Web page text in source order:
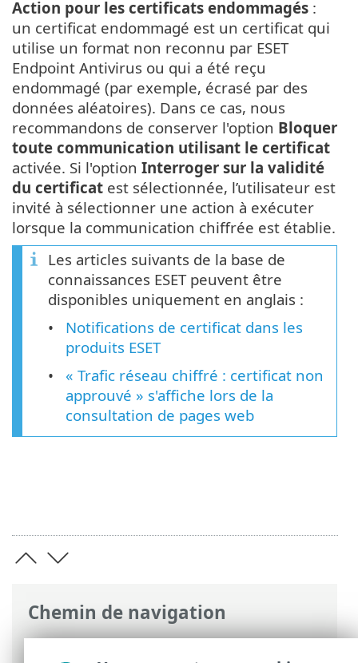
Chemin de navigation
Aide en ligne ESET>ESET Endpoint
Action pour les certificats endommagés :
un certificat endommagé est un certificat qui
utilise un format non reconnu par ESET
Endpoint Antivirus ou qui a été reçu
endommagé (par exemple, écrasé par des
données aléatoires). Dans ce cas, nous
recommandons de conserver l'option Bloquer
toute communication utilisant le certificat
activée. Si l'option Interroger sur la validité
du certificat est sélectionnée, l’utilisateur est
invité à sélectionner une action à exécuter
lorsque la communication chiffrée est établie.
Les articles suivants de la base de
connaissances ESET peuvent être
disponibles uniquement en anglais :
Notifications de certificat dans les
produits ESET
« Trafic réseau chiffré : certificat non
approuvé » s'affiche lors de la
consultation de pages web